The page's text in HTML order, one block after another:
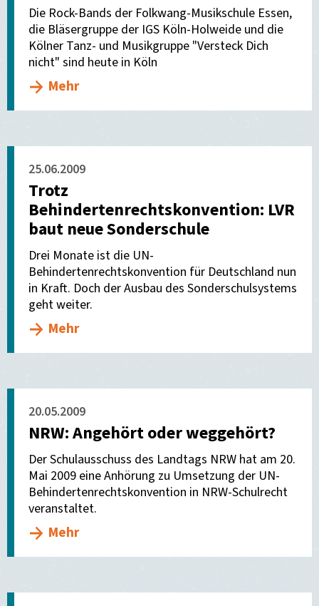
Die Rock-Bands der Folkwang-Musikschule Essen,
die Bläsergruppe der IGS Köln-Holweide und die
Kölner Tanz- und Musikgruppe "Versteck Dich
nicht" sind heute in Köln
Mehr
25.06.2009
Trotz
Behindertenrechtskonvention: LVR
baut neue Sonderschule
Drei Monate ist die UN-
Behindertenrechtskonvention für Deutschland nun
in Kraft. Doch der Ausbau des Sonderschulsystems
geht weiter.
Mehr
20.05.2009
NRW: Angehört oder weggehört?
Der Schulausschuss des Landtags NRW hat am 20.
Mai 2009 eine Anhörung zu Umsetzung der UN-
Behindertenrechtskonvention in NRW-Schulrecht
veranstaltet.
Mehr